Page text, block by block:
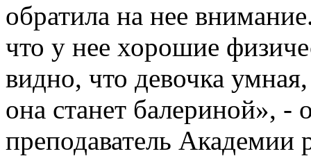
обратила на нее
что у нее хорошие
видно, что девочка
она станет балериной», -
преподаватель Академии